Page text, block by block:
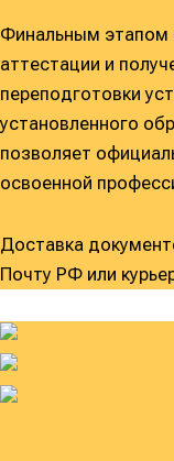
Финальным этапом
аттестации и
переподготовки
установленного
позволяет
освоенной
Доставка
Почту РФ или